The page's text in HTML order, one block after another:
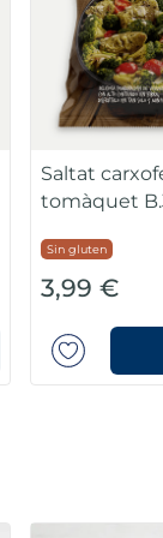
Saltat
tomàquet
Sin gluten
3,99 €